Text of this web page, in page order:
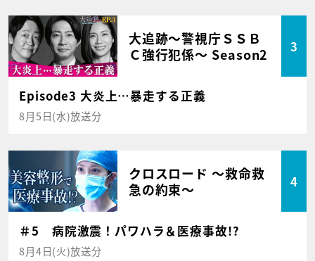
大追跡～警視庁ＳＳＢ
Ｃ強行犯係～ Season2
3
Episode3 大炎上…暴走する正義
8月5日(水)放送分
クロスロード ～救命救
急の約束～
4
＃5 病院激震！パワハラ＆医療事故!?
8月4日(火)放送分